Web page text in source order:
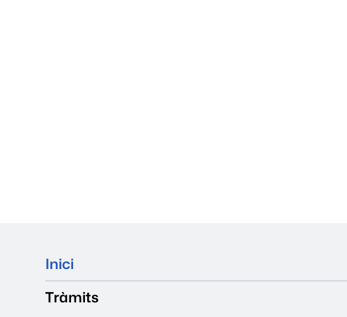
Mapa del web
Inici
Tràmits